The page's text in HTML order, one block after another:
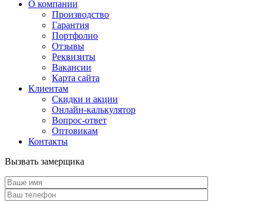
О компании
Производство
Гарантия
Портфолио
Отзывы
Реквизиты
Вакансии
Карта сайта
Клиентам
Скидки и акции
Онлайн-калькулятор
Вопрос-ответ
Оптовикам
Контакты
Вызвать замерщика